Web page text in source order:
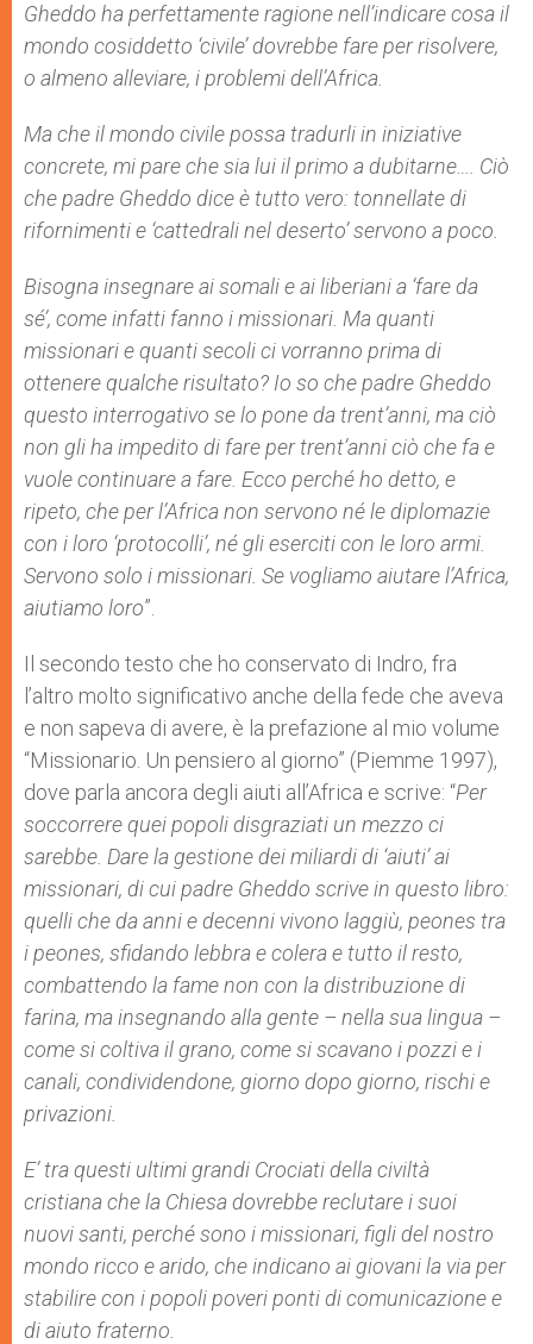
Gheddo ha perfettamente ragione nell’indicare cosa il
mondo cosiddetto ‘civile’ dovrebbe fare per risolvere,
o almeno alleviare, i problemi dell’Africa.
Ma che il mondo civile possa tradurli in iniziative
concrete, mi pare che sia lui il primo a dubitarne…. Ciò
che padre Gheddo dice è tutto vero: tonnellate di
rifornimenti e ‘cattedrali nel deserto’ servono a poco.
Bisogna insegnare ai somali e ai liberiani a ‘fare da
sé’, come infatti fanno i missionari. Ma quanti
missionari e quanti secoli ci vorranno prima di
ottenere qualche risultato? Io so che padre Gheddo
questo interrogativo se lo pone da trent’anni, ma ciò
non gli ha impedito di fare per trent’anni ciò che fa e
vuole continuare a fare. Ecco perché ho detto, e
ripeto, che per l’Africa non servono né le diplomazie
con i loro ‘protocolli’, né gli eserciti con le loro armi.
Servono solo i missionari. Se vogliamo aiutare l’Africa,
aiutiamo loro”.
Il secondo testo che ho conservato di Indro, fra
l’altro molto significativo anche della fede che aveva
e non sapeva di avere, è la prefazione al mio volume
“Missionario. Un pensiero al giorno” (Piemme 1997),
dove parla ancora degli aiuti all’Africa e scrive: “Per
soccorrere quei popoli disgraziati un mezzo ci
sarebbe. Dare la gestione dei miliardi di ‘aiuti’ ai
missionari, di cui padre Gheddo scrive in questo libro:
quelli che da anni e decenni vivono laggiù, peones tra
i peones, sfidando lebbra e colera e tutto il resto,
combattendo la fame non con la distribuzione di
farina, ma insegnando alla gente – nella sua lingua –
come si coltiva il grano, come si scavano i pozzi e i
canali, condividendone, giorno dopo giorno, rischi e
privazioni.
E’ tra questi ultimi grandi Crociati della civiltà
cristiana che la Chiesa dovrebbe reclutare i suoi
nuovi santi, perché sono i missionari, figli del nostro
mondo ricco e arido, che indicano ai giovani la via per
stabilire con i popoli poveri ponti di comunicazione e
di aiuto fraterno.